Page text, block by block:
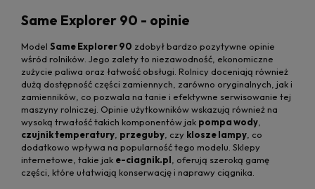
Same Explorer 90 - opinie
Model Same Explorer 90 zdobył bardzo pozytywne opinie
wśród rolników. Jego zalety to niezawodność, ekonomiczne
zużycie paliwa oraz łatwość obsługi. Rolnicy doceniają również
dużą dostępność części zamiennych, zarówno oryginalnych, jak i
zamienników, co pozwala na tanie i efektywne serwisowanie tej
maszyny rolniczej. Opinie użytkowników wskazują również na
wysoką trwałość takich komponentów jak pompa wody,
czujnik temperatury, przeguby, czy klosze lampy, co
dodatkowo wpływa na popularność tego modelu. Sklepy
internetowe, takie jak e-ciagnik.pl, oferują szeroką gamę
części, które ułatwiają konserwację i naprawy ciągnika.